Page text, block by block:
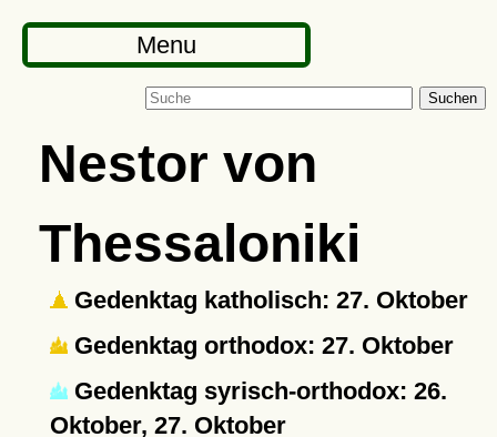
Menu
Suchen
Nestor von
Thessaloniki
Gedenktag katholisch: 27. Oktober
Gedenktag orthodox: 27. Oktober
Gedenktag syrisch-orthodox: 26.
Oktober, 27. Oktober